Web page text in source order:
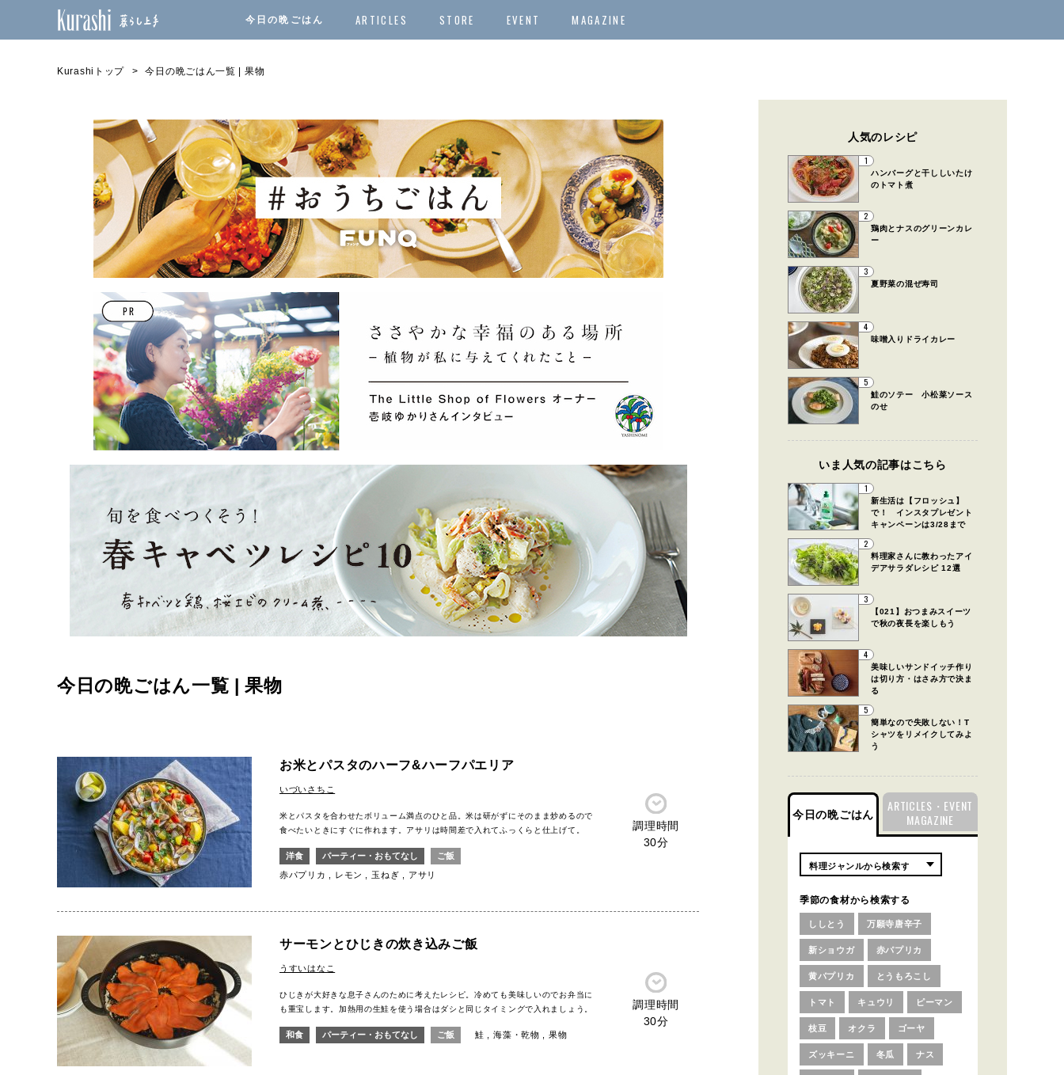
今日の晩ごはん ARTICLES STORE EVENT MAGAZINE
Kurashiトップ 今日の晩ごはん一覧 | 果物
今日の晩ごはん一覧 | 果物
お米とパスタのハーフ&ハーフパエリア
いづいさちこ
米とパスタを合わせたボリューム満点のひと品。米は研がずにそのまま炒めるので
食べたいときにすぐに作れます。アサリは時間差で入れてふっくらと仕上げて。
洋食 パーティー・おもてなし
ご飯
赤パプリカ
レモン 玉ねぎ アサリ
調理時間
30分
サーモンとひじきの炊き込みご飯
うすいはなこ
ひじきが大好きな息子さんのために考えたレシピ。冷めても美味しいのでお弁当に
も重宝します。加熱用の生鮭を使う場合はダシと同じタイミングで入れましょう。
和食 パーティー・おもてなし ご飯 鮭 海藻・乾物 果物
調理時間
30分
人気のレシピ
1
ハンバーグと干ししいたけ
のトマト煮
2
鶏肉とナスのグリーンカレ
ー
3
夏野菜の混ぜ寿司
4
味噌入りドライカレー
5
鮭のソテー 小松菜ソース
のせ
いま人気の記事はこちら
1
新生活は【フロッシュ】
で！ インスタプレゼント
キャンペーンは3/28まで
2
料理家さんに教わったアイ
デアサラダレシピ 12選
3
【021】おつまみスイーツ
で秋の夜長を楽しもう
4
美味しいサンドイッチ作り
は切り方・はさみ方で決ま
る
5
簡単なので失敗しない！T
シャツをリメイクしてみよ
う
今日の晩ごはん
ARTICLES・EVENT
MAGAZINE
季節の食材から検索する
ししとう 万願寺唐辛子
新ショウガ 赤パプリカ
黄パプリカ とうもろこし
トマト キュウリ ピーマン
枝豆 オクラ ゴーヤ
ズッキーニ 冬瓜 ナス